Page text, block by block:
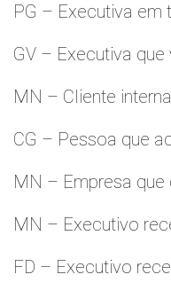
PG – Executiva em
GV – Executiva que
MN – Cliente
CG – Pessoa que
MN – Empresa
MN – Executivo
FD – Executivo